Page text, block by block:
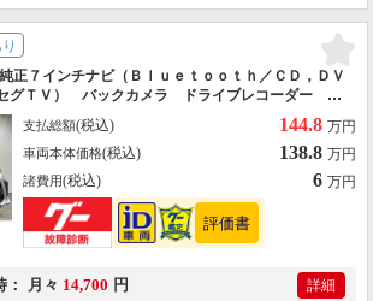
７インチナビ（Ｂｌｕｅｔｏｏｔｈ／ＣＤ，ＤＶ
セグＴＶ） バックカメラ ドライブレコーダー 両
衝突被害軽減システム コーナーセンサー スマー
支払総額(税込) 144.8 万円
車両本体価格(税込) 138.8 万円
諸費用(税込) 6 万円
月々 14,700 円 詳細